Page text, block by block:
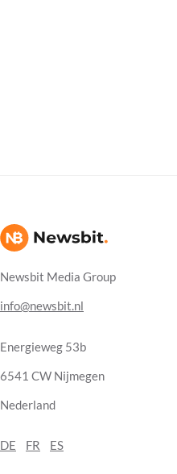
Newsbit Media Group
info@newsbit.nl
Energieweg 53b
6541 CW Nijmegen
Nederland
DE FR ES